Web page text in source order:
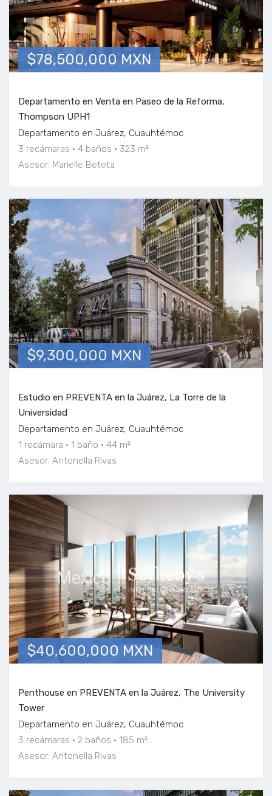
$78,500,000 MXN
Departamento en Venta en Paseo de la Reforma,
Thompson UPH1
Departamento en Juárez, Cuauhtémoc
3 recámaras
4 baños
323 m²
Asesor: Marielle Beteta
$9,300,000 MXN
Estudio en PREVENTA en la Juárez, La Torre de la
Universidad
Departamento en Juárez, Cuauhtémoc
1 recámara
1 baño
44 m²
Asesor: Antonella Rivas
$40,600,000 MXN
Penthouse en PREVENTA en la Juárez, The University
Tower
Departamento en Juárez, Cuauhtémoc
3 recámaras
2 baños
185 m²
Asesor: Antonella Rivas